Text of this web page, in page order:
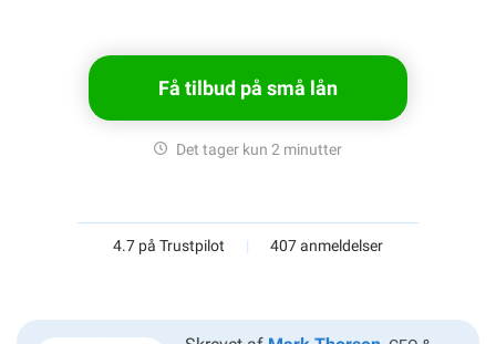
Få tilbud på små lån
Det tager kun 2 minutter
4.7 på Trustpilot | 407 anmeldelser